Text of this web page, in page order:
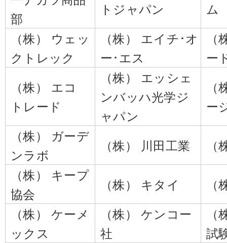
部
トジャパン
ム
（株） ウェッ
クトレック
（株） エイチ･オ
ー･エス
ー
（株） エコ
トレード
（株） エッシェ
ンバッハ光学ジ
ャパン
ー
（株） ガーデ
ンラボ
（株） 川田工業
（株） キープ
協会
（株） キタイ
（株） ケーメ
ックス
（株） ケンコー
社
試